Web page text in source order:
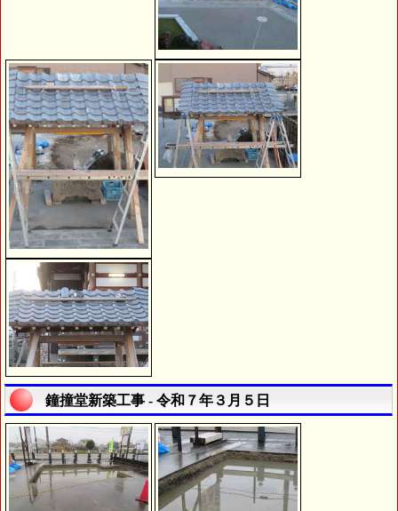
鐘撞堂新築工事 - 令和７年３月５日